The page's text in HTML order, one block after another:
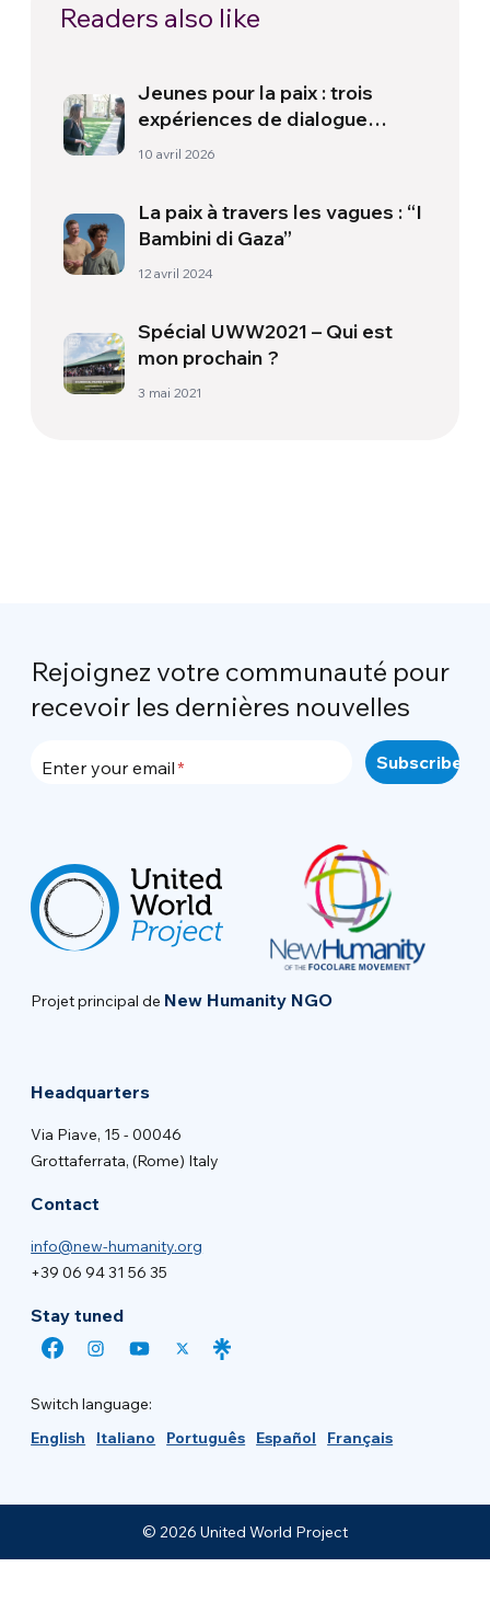
Readers also like
Jeunes pour la paix : trois
expériences de dialogue
interculturel et interreligieux
10 avril 2026
La paix à travers les vagues : “I
Bambini di Gaza”
12 avril 2024
Spécial UWW2021 – Qui est
mon prochain ?
3 mai 2021
Rejoignez votre communauté pour
recevoir les dernières nouvelles
Enter your email
Projet principal de New Humanity NGO
Headquarters
Via Piave, 15 - 00046
Grottaferrata, (Rome) Italy
Contact
info@new-humanity.org
+39 06 94 31 56 35
Stay tuned
Switch language:
English
Italiano Português Español Français
© 2026 United World Project